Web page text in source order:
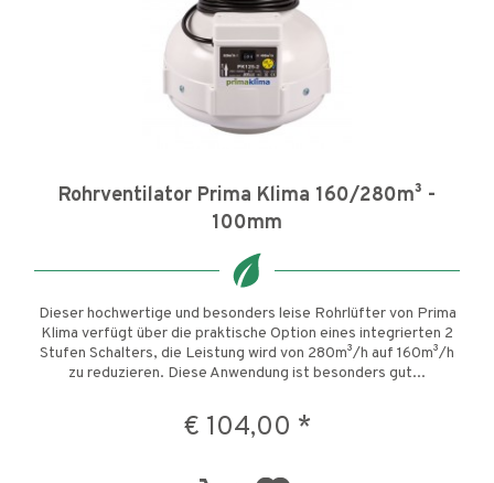
Rohrventilator Prima Klima 160/280m³ -
100mm
Dieser hochwertige und besonders leise Rohrlüfter von Prima
Klima verfügt über die praktische Option eines integrierten 2
Stufen Schalters, die Leistung wird von 280m³/h auf 160m³/h
zu reduzieren. Diese Anwendung ist besonders gut...
€ 104,00 *